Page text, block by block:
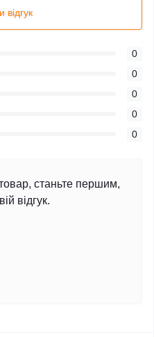
відгук
0
0
0
0
0
станьте першим,
відгук.